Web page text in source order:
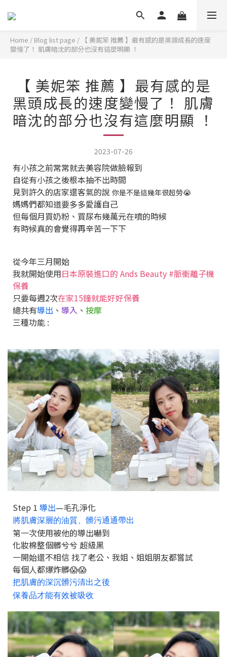
Home / Blog list page /
【 美妮笨 推薦 】最有感的是黑頭成長的速度
變慢了！ 肌膚暗沈的部分也沒有這麼明顯 ！
【 美妮笨 推薦 】最有感的是
黑頭成長的速度變慢了！ 肌膚
暗沈的部分也沒有這麼明顯 ！
2023-07-26
有小孩之前常常就去美容院做臉報到
自從有小孩之後根本抽不出時間
見到許久的店家還客氣的說 你是不是這幾年很超勞😭
媽媽們都知道要多多愛護自己
但每個月買奶粉、買尿布幾萬元在噴的時候
有時候真的會覺得再辛苦一下下
從今年三月開始
我就開始使用日本原裝進口的 Ands Beauty #脈衝離子機
保養
只要每週2次在家15鐘就能好好保養
總共有導出 、 導入 、 按摩
三種功能 :
Step 1 導出—毛孔淨化
將肌膚深層的油質、髒污通通帶出
第一次使用被他的導出嚇到
化妝棉整個髒兮兮 超級黑
一開始還不相信 找了老公、我姐、姐姐朋友都嘗試
每個人都爆炸髒😱😱
把肌膚的深沉髒污清出之後
保養品才能有效被吸收